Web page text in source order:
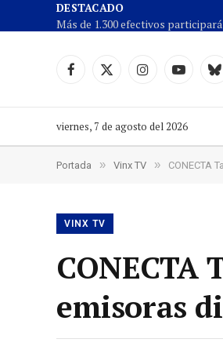
DESTACADO
Facebook
X
InstagramYouTube
viernes, 7 de agosto del 2026
Portada » Vinx TV » CONECTA
VINX TV
CONECTA
emisoras